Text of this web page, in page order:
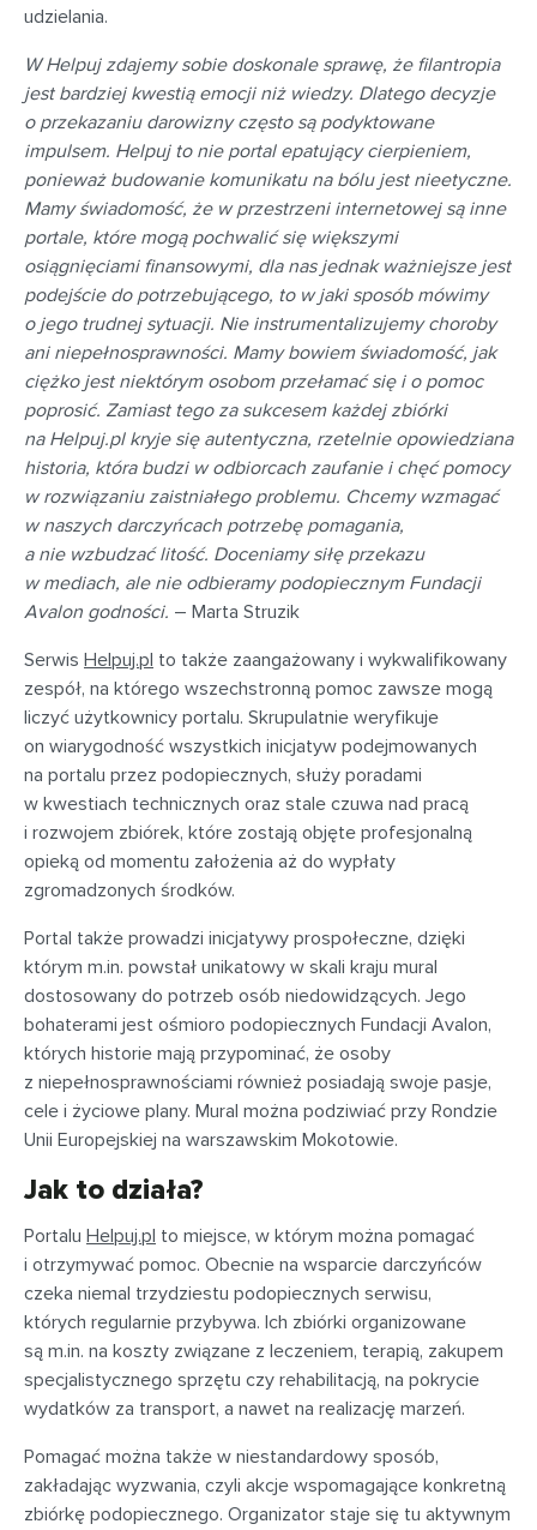
udzielania.
W Helpuj zdajemy sobie doskonale sprawę, że filantropia
jest bardziej kwestią emocji niż wiedzy. Dlatego decyzje
o przekazaniu darowizny często są podyktowane
impulsem. Helpuj to nie portal epatujący cierpieniem,
ponieważ budowanie komunikatu na bólu jest nieetyczne.
Mamy świadomość, że w przestrzeni internetowej są inne
portale, które mogą pochwalić się większymi
osiągnięciami finansowymi, dla nas jednak ważniejsze jest
podejście do potrzebującego, to w jaki sposób mówimy
o jego trudnej sytuacji. Nie instrumentalizujemy choroby
ani niepełnosprawności. Mamy bowiem świadomość, jak
ciężko jest niektórym osobom przełamać się i o pomoc
poprosić. Zamiast tego za sukcesem każdej zbiórki
na Helpuj.pl kryje się autentyczna, rzetelnie opowiedziana
historia, która budzi w odbiorcach zaufanie i chęć pomocy
w rozwiązaniu zaistniałego problemu. Chcemy wzmagać
w naszych darczyńcach potrzebę pomagania,
a nie wzbudzać litość. Doceniamy siłę przekazu
w mediach, ale nie odbieramy podopiecznym Fundacji
Avalon godności. – Marta Struzik
Serwis Helpuj.pl to także zaangażowany i wykwalifikowany
zespół, na którego wszechstronną pomoc zawsze mogą
liczyć użytkownicy portalu. Skrupulatnie weryfikuje
on wiarygodność wszystkich inicjatyw podejmowanych
na portalu przez podopiecznych, służy poradami
w kwestiach technicznych oraz stale czuwa nad pracą
i rozwojem zbiórek, które zostają objęte profesjonalną
opieką od momentu założenia aż do wypłaty
zgromadzonych środków.
Portal także prowadzi inicjatywy prospołeczne, dzięki
którym m.in. powstał unikatowy w skali kraju mural
dostosowany do potrzeb osób niedowidzących. Jego
bohaterami jest ośmioro podopiecznych Fundacji Avalon,
których historie mają przypominać, że osoby
z niepełnosprawnościami również posiadają swoje pasje,
cele i życiowe plany. Mural można podziwiać przy Rondzie
Unii Europejskiej na warszawskim Mokotowie.
Jak to działa?
Portalu Helpuj.pl to miejsce, w którym można pomagać
i otrzymywać pomoc. Obecnie na wsparcie darczyńców
czeka niemal trzydziestu podopiecznych serwisu,
których regularnie przybywa. Ich zbiórki organizowane
są m.in. na koszty związane z leczeniem, terapią, zakupem
specjalistycznego sprzętu czy rehabilitacją, na pokrycie
wydatków za transport, a nawet na realizację marzeń.
Pomagać można także w niestandardowy sposób,
zakładając wyzwania, czyli akcje wspomagające konkretną
zbiórkę podopiecznego. Organizator staje się tu aktywnym